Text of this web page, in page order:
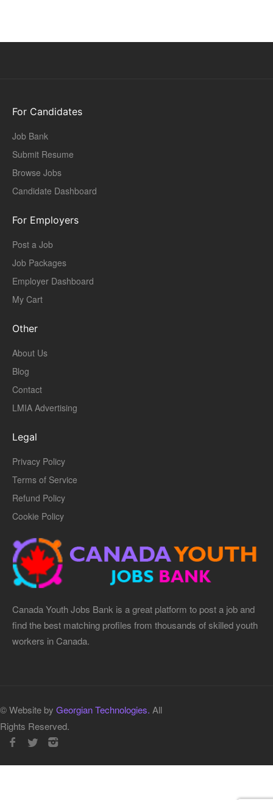
For Candidates
Job Bank
Submit Resume
Browse Jobs
Candidate Dashboard
For Employers
Post a Job
Job Packages
Employer Dashboard
My Cart
Other
About Us
Blog
Contact
LMIA Advertising
Legal
Privacy Policy
Terms of Service
Refund Policy
Cookie Policy
Canada Youth Jobs Bank is a great platform to post a job and
find the best matching profiles from thousands of skilled youth
workers in Canada.
© Website by Georgian Technologies. All
Rights Reserved.